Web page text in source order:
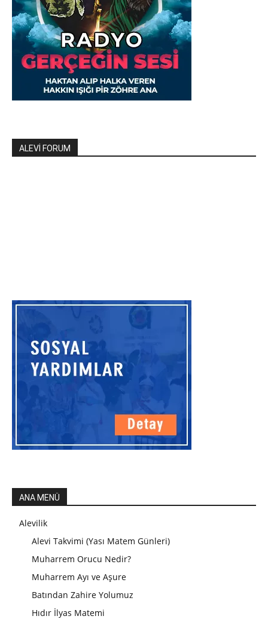
ALEVİ FORUM
ANA MENÜ
Alevilik
Alevi Takvimi (Yası Matem Günleri)
Muharrem Orucu Nedir?
Muharrem Ayı ve Aşure
Batından Zahire Yolumuz
Hıdır İlyas Matemi